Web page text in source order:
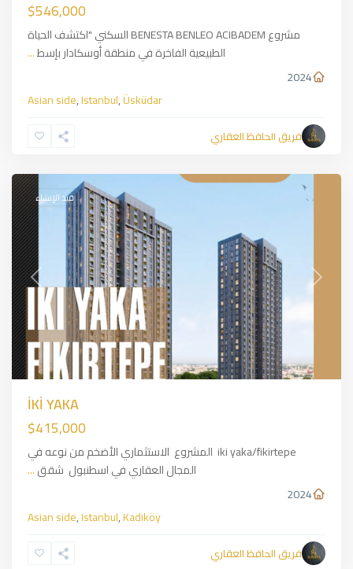
$546,000
مشروع BENESTA BENLEO ACIBADEM السكني "اكتشف الحياة
الطبيعية الفاخرة في منطقة أوسكادار بإسط...
2024
Asian side,Istanbul,Üsküdar
فريق الحافظ العقاري
Asian
side,
Next
قيد الإنشاء
İKİ YAKA
$415,000
iki yaka/fikirtepe المشروع الاستثماري الأضخم من نوعه في
المجال العقاري في اسطنبول شقق...
2024
Asian side,Istanbul,Kadiköy
فريق الحافظ العقاري
Asian
side,